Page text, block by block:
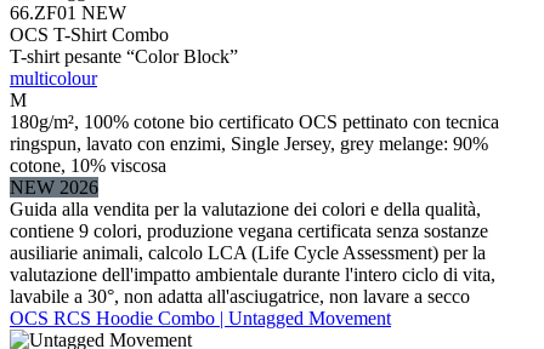
66.ZF01 NEW
OCS T-Shirt Combo
T-shirt pesante “Color Block”
multicolour
M
180g/m², 100% cotone bio certificato OCS pettinato con tecnica
ringspun, lavato con enzimi, Single Jersey, grey melange: 90%
cotone, 10% viscosa
NEW 2026
Guida alla vendita per la valutazione dei colori e della qualità,
contiene 9 colori, produzione vegana certificata senza sostanze
ausiliarie animali, calcolo LCA (Life Cycle Assessment) per la
valutazione dell'impatto ambientale durante l'intero ciclo di vita,
lavabile a 30°, non adatta all'asciugatrice, non lavare a secco
OCS RCS Hoodie Combo | Untagged Movement